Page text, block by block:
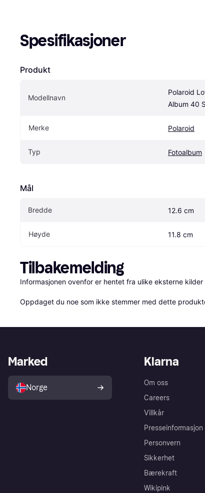
Spesifikasjoner
Produkt
Modellnavn
Polaroid
Album 40
Merke Polaroid
Typ Fotoalbum
Mål
Bredde 12.6 cm
Høyde 11.8 cm
Tilbakemelding
Informasjonen ovenfor er hentet fra ulike eksterne
Oppdaget du noe som ikke stemmer med dette
Klarna
Om oss
Careers
Villkår
Presseinformasjon
Personvern
Sikkerhet
Bærekraft
Wikipink
Marked
Norge